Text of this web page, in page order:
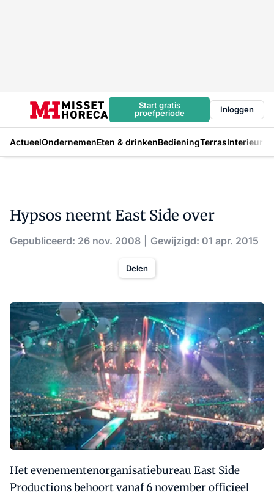
Start gratis
proefperiode
Inloggen
ActueelOndernemenEten & drinkenBedieningTerrasInterieur
Hypsos neemt East Side over
Gepubliceerd: 26 nov. 2008 Gewijzigd: 01 apr. 2015
Delen
Het evenementenorganisatiebureau East Side
Productions behoort vanaf 6 november officieel